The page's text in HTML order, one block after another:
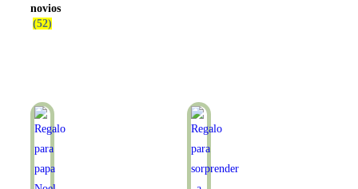
novios
(52)